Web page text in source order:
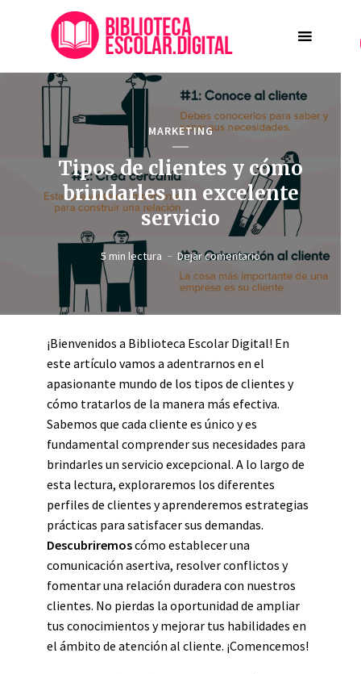
MARKETING
Tipos de clientes y cómo
brindarles un excelente
servicio
5 min lectura Dejar comentario
¡Bienvenidos a Biblioteca Escolar Digital! En
este artículo vamos a adentrarnos en el
apasionante mundo de los tipos de clientes y
cómo tratarlos de la manera más efectiva.
Sabemos que cada cliente es único y es
fundamental comprender sus necesidades para
brindarles un servicio excepcional. A lo largo de
esta lectura, exploraremos los diferentes
perfiles de clientes y aprenderemos estrategias
prácticas para satisfacer sus demandas.
Descubriremoscómo establecer una
comunicación asertiva, resolver conflictos y
fomentar una relación duradera con nuestros
clientes. No pierdas la oportunidad de ampliar
tus conocimientos y mejorar tus habilidades en
el ámbito de atención al cliente. ¡Comencemos!